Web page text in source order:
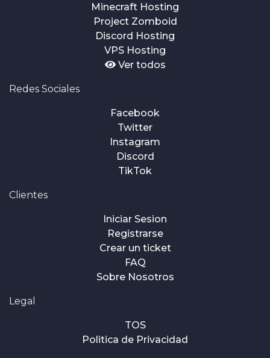
Minecraft Hosting
Project Zomboid
Discord Hosting
VPS Hosting
Ver todos
Redes Sociales
Facebook
Twitter
Instagram
Discord
TikTok
Clientes
Iniciar Sesion
Registrarse
Crear un ticket
FAQ
Sobre Nosotros
Legal
TOS
Politica de Privacidad